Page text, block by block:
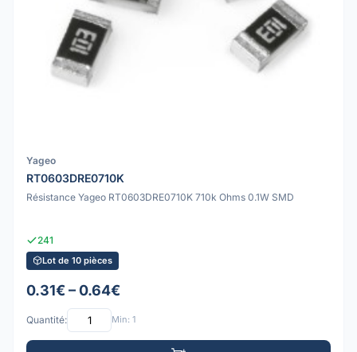
Yageo
RT0603DRE0710K
Résistance Yageo RT0603DRE0710K 710k Ohms 0.1W SMD
241
Lot de 10 pièces
0.31€ – 0.64€
Quantité: Min: 1